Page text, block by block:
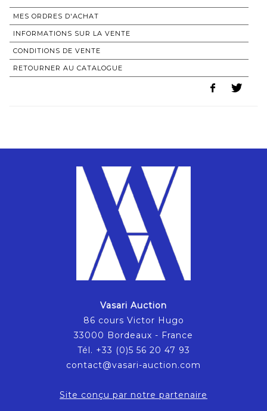
MES ORDRES D'ACHAT
INFORMATIONS SUR LA VENTE
CONDITIONS DE VENTE
RETOURNER AU CATALOGUE
Vasari Auction
86 cours Victor Hugo
33000 Bordeaux - France
Tél. +33 (0)5 56 20 47 93
contact@vasari-auction.com
Site conçu par notre partenaire